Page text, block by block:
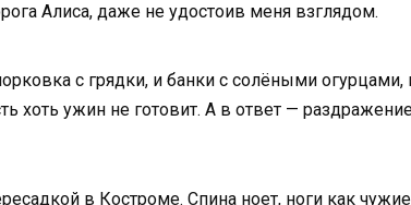
Алиса, даже не удостоив меня взглядом.
с грядки, и банки с солёными
хоть ужин не готовит. А в ответ —
в Костроме. Спина ноет, ноги как